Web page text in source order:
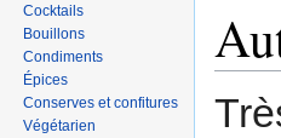
Cocktails
Bouillons
Condiments
Épices
Conserves et confitures
Végétarien